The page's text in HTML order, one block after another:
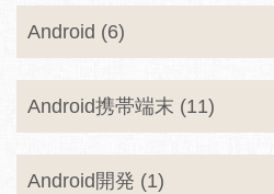
Android (6)
Android携帯端末 (11)
Android開発 (1)